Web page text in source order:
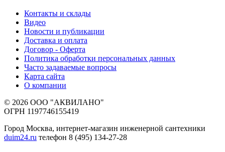
Контакты и склады
Видео
Новости и публикации
Доставка и оплата
Договор - Оферта
Политика обработки персональных данных
Часто задаваемые вопросы
Карта сайта
О компании
© 2026 ООО "АКВИЛАНО"
ОГРН 1197746155419
Город Москва, интернет-магазин инженерной сантехники
duim24.ru телефон 8 (495) 134-27-28